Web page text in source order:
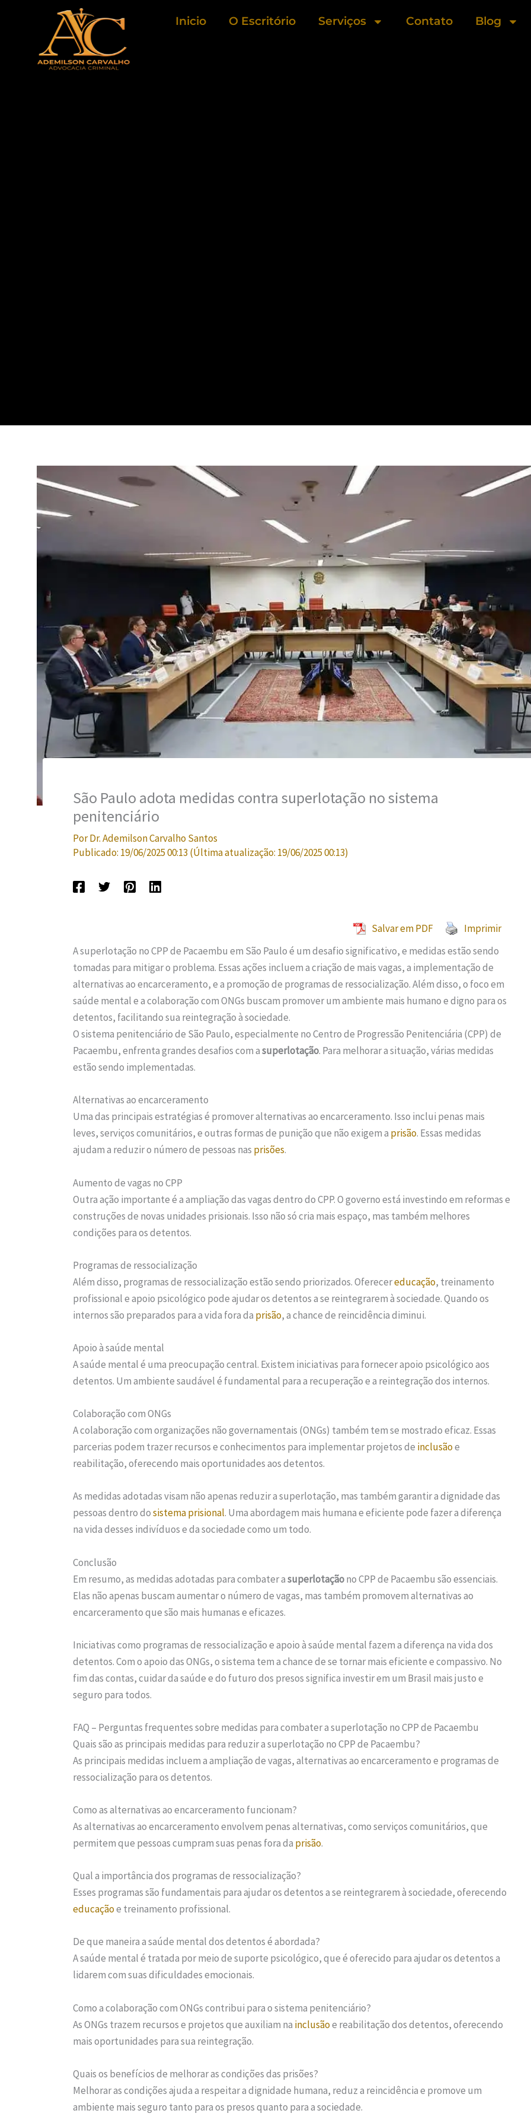
conteúdo
Inicio O Escritório Serviços Contato Blog
São Paulo adota medidas contra superlotação no sistema
penitenciário
PorDr. Ademilson Carvalho Santos
Publicado: 19/06/2025 00:13 (Última atualização: 19/06/2025 00:13)
Salvar em PDF
Imprimir
A superlotação no CPP de Pacaembu em São Paulo é um desafio significativo, e medidas estão sendo
tomadas para mitigar o problema. Essas ações incluem a criação de mais vagas, a implementação de
alternativas ao encarceramento, e a promoção de programas de ressocialização. Além disso, o foco em
saúde mental e a colaboração com ONGs buscam promover um ambiente mais humano e digno para os
detentos, facilitando sua reintegração à sociedade.
O sistema penitenciário de São Paulo, especialmente no Centro de Progressão Penitenciária (CPP) de
Pacaembu, enfrenta grandes desafios com asuperlotação. Para melhorar a situação, várias medidas
estão sendo implementadas.
Alternativas ao encarceramento
Uma das principais estratégias é promover alternativas ao encarceramento. Isso inclui penas mais
leves, serviços comunitários, e outras formas de punição que não exigem a prisão. Essas medidas
ajudam a reduzir o número de pessoas nas prisões.
Aumento de vagas no CPP
Outra ação importante é a ampliação das vagas dentro do CPP. O governo está investindo em reformas e
construções de novas unidades prisionais. Isso não só cria mais espaço, mas também melhores
condições para os detentos.
Programas de ressocialização
Além disso, programas de ressocialização estão sendo priorizados. Oferecereducação, treinamento
profissional e apoio psicológico pode ajudar os detentos a se reintegrarem à sociedade. Quando os
internos são preparados para a vida fora da prisão, a chance de reincidência diminui.
Apoio à saúde mental
A saúde mental é uma preocupação central. Existem iniciativas para fornecer apoio psicológico aos
detentos. Um ambiente saudável é fundamental para a recuperação e a reintegração dos internos.
Colaboração com ONGs
A colaboração com organizações não governamentais (ONGs) também tem se mostrado eficaz. Essas
parcerias podem trazer recursos e conhecimentos para implementar projetos de inclusãoe
reabilitação, oferecendo mais oportunidades aos detentos.
As medidas adotadas visam não apenas reduzir a superlotação, mas também garantir a dignidade das
pessoas dentro dosistema prisional. Uma abordagem mais humana e eficiente pode fazer a diferença
na vida desses indivíduos e da sociedade como um todo.
Conclusão
Em resumo, as medidas adotadas para combater asuperlotaçãono CPP de Pacaembu são essenciais.
Elas não apenas buscam aumentar o número de vagas, mas também promovem alternativas ao
encarceramento que são mais humanas e eficazes.
Iniciativas como programas de ressocialização e apoio à saúde mental fazem a diferença na vida dos
detentos. Com o apoio das ONGs, o sistema tem a chance de se tornar mais eficiente e compassivo. No
fim das contas, cuidar da saúde e do futuro dos presos significa investir em um Brasil mais justo e
seguro para todos.
FAQ – Perguntas frequentes sobre medidas para combater a superlotação no CPP de Pacaembu
Quais são as principais medidas para reduzir a superlotação no CPP de Pacaembu?
As principais medidas incluem a ampliação de vagas, alternativas ao encarceramento e programas de
ressocialização para os detentos.
Como as alternativas ao encarceramento funcionam?
As alternativas ao encarceramento envolvem penas alternativas, como serviços comunitários, que
permitem que pessoas cumpram suas penas fora da prisão.
Qual a importância dos programas de ressocialização?
Esses programas são fundamentais para ajudar os detentos a se reintegrarem à sociedade, oferecendo
educaçãoe treinamento profissional.
De que maneira a saúde mental dos detentos é abordada?
A saúde mental é tratada por meio de suporte psicológico, que é oferecido para ajudar os detentos a
lidarem com suas dificuldades emocionais.
Como a colaboração com ONGs contribui para o sistema penitenciário?
As ONGs trazem recursos e projetos que auxiliam na inclusãoe reabilitação dos detentos, oferecendo
mais oportunidades para sua reintegração.
Quais os benefícios de melhorar as condições das prisões?
Melhorar as condições ajuda a respeitar a dignidade humana, reduz a reincidência e promove um
ambiente mais seguro tanto para os presos quanto para a sociedade.